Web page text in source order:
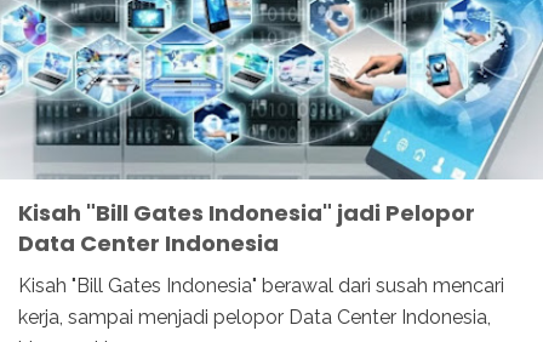
Kisah "Bill Gates Indonesia" jadi Pelopor
Data Center Indonesia
Kisah "Bill Gates Indonesia" berawal dari susah mencari
kerja, sampai menjadi pelopor Data Center Indonesia,